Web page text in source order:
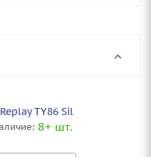
TY86 Sil
8+ шт.